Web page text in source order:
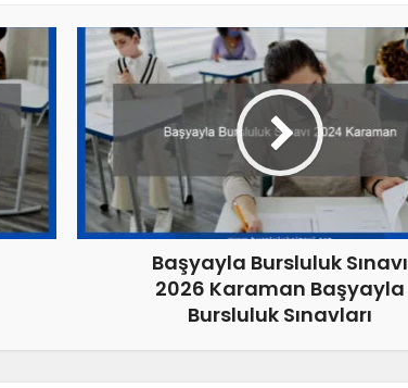
Başyayla Bursluluk Sınavı
2026 Karaman Başyayla
Bursluluk Sınavları